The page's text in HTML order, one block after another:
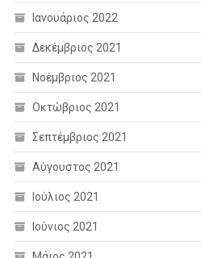
Ιανουάριος 2022
Δεκέμβριος 2021
Νοέμβριος 2021
Οκτώβριος 2021
Σεπτέμβριος 2021
Αύγουστος 2021
Ιούλιος 2021
Ιούνιος 2021